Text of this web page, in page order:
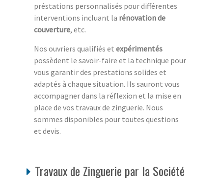
préstations personnalisés pour différentes
interventions incluant la rénovation de
couverture, etc.
Nos ouvriers qualifiés et expérimentés
possèdent le savoir-faire et la technique pour
vous garantir des prestations solides et
adaptés à chaque situation. Ils sauront vous
accompagner dans la réflexion et la mise en
place de vos travaux de zinguerie. Nous
sommes disponibles pour toutes questions
et devis.
Travaux de Zinguerie par la Société